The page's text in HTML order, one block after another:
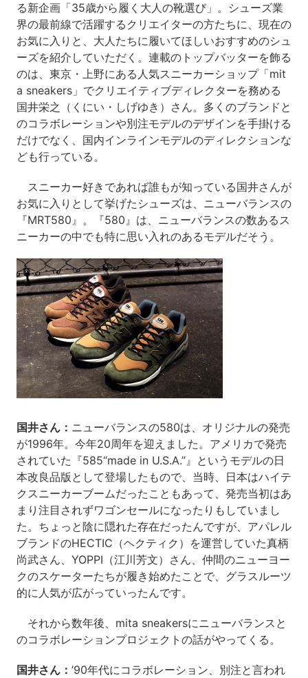
る新企画「35歳から履く大人の靴選び」。シューズ業
界の最前線で活躍するクリエイターの方たちに、現在の
お気に入りと、大人たちに履いてほしいおすすめのシュ
ーズを紹介していただく。連載のトップバッターを飾る
のは、東京・上野にある人気スニーカーショップ「mit
a sneakers」でクリエイティブディレクターを務める
国井栄之（くにい・しげゆき）さん。多くのブランドと
のコラボレーションや別注モデルのデザインを手掛ける
だけでなく、国内インラインモデルのディレクションな
ども行っている。
スニーカー好きであれば誰もが知っている国井さんが
お気に入りとして挙げたシューズは、ニューバランスの
『MRT580』。『580』は、ニューバランスの数あるス
ニーカーの中でも特に思い入れのあるモデルだそう。
国井さん： ニューバランスの580は、オリジナルの発売
が1996年。今年20周年を迎えました。アメリカで発売
されていた『585“made in U.S.A.”』というモデルの日
本改良品版として登場したもので、当時、日本はハイテ
クスニーカーブームだったこともあって、発売当初はあ
まり注目されずワゴンセールになったりもしていまし
た。ちょっと陰に隠れた存在だったんですが、アパレル
ブランドのHECTIC（ヘクティク）を運営していた真柄
尚武さん、YOPPI（江川芳文）さん、仲間のニューヨー
クのスケーターたちが履き始めたことで、グラスルーツ
的に人気が広がっていったんです。
それから数年後、mita sneakersにニューバランスと
のコラボレーションプロジェクトの話がやってくる。
国井さん： ’90年代にコラボレーション、別注と言われ